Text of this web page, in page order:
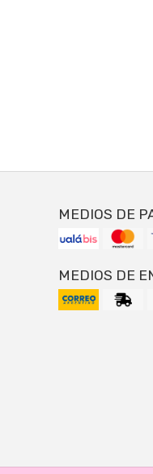
MEDIOS DE
MEDIOS DE